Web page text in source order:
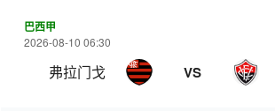
巴西甲
2026-08-10 06:30
弗拉门戈 VS